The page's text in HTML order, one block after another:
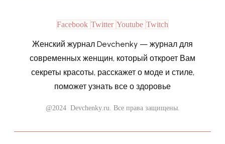
Facebook Twitter Youtube Twitch
Женский журнал Devchenky — журнал для
современных женщин, который откроет Вам
секреты красоты, расскажет о моде и стиле,
поможет узнать все о здоровье
@2024 Devchenky.ru. Все права защищены.